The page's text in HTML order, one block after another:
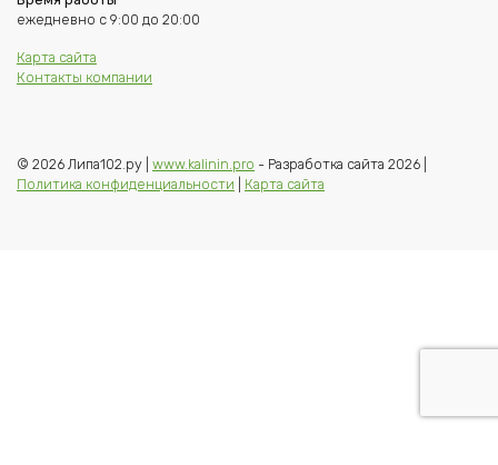
ежедневно с 9:00 до 20:00
Карта сайта
Контакты компании
© 2026 Липа102.ру | www.kalinin.pro - Разработка сайта 2026 |
Политика конфиденциальности
Карта сайта